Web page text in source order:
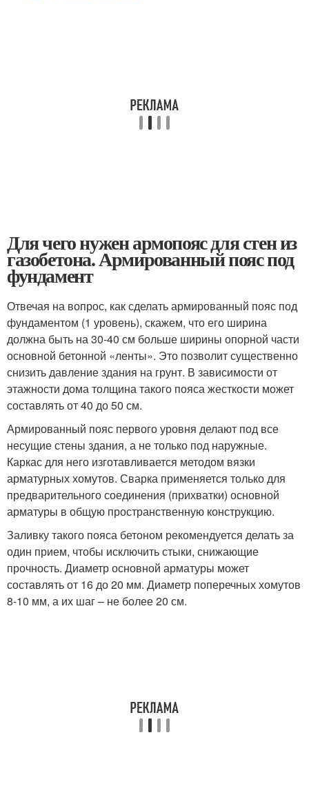
Для чего нужен армопояс для стен из
газобетона. Армированный пояс под
фундамент
Отвечая на вопрос, как сделать армированный пояс под
фундаментом (1 уровень), скажем, что его ширина
должна быть на 30-40 см больше ширины опорной части
основной бетонной «ленты». Это позволит существенно
снизить давление здания на грунт. В зависимости от
этажности дома толщина такого пояса жесткости может
составлять от 40 до 50 см.
Армированный пояс первого уровня делают под все
несущие стены здания, а не только под наружные.
Каркас для него изготавливается методом вязки
арматурных хомутов. Сварка применяется только для
предварительного соединения (прихватки) основной
арматуры в общую пространственную конструкцию.
Заливку такого пояса бетоном рекомендуется делать за
один прием, чтобы исключить стыки, снижающие
прочность. Диаметр основной арматуры может
составлять от 16 до 20 мм. Диаметр поперечных хомутов
8-10 мм, а их шаг – не более 20 см.